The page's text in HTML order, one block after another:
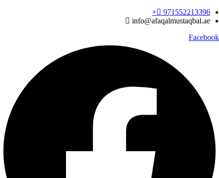
Skip
to
971552213396‬+
info@afaqalmustaqbal.ae
Facebook